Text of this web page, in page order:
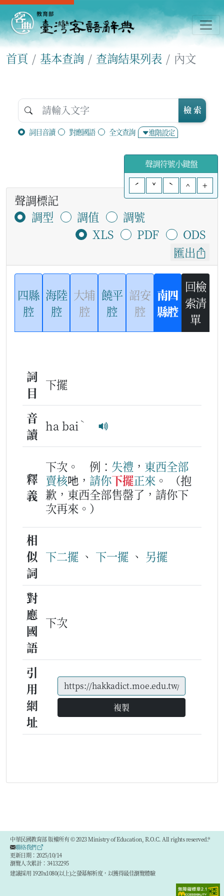
首頁 基本查詢 查詢結果列表 內文
詞目音讀 對應國語 全文查詢 進階設定
檢 索
聲調符號小鍵盤
ˊ
ˇ ˋ ^ +
聲調標記
調型
調值
調號
XLS
PDF
ODS
匯出
四縣
腔
海陸
腔
大埔
腔
饒平
腔
詔安
腔
南四
縣腔
回檢
索清
單
詞
目
下擺
音
讀
ha bai ˋ
釋
義
下次。 例： 失禮 ， 東西全部
賣核吔， 請你下擺正來 。
（抱
歉，東西全部售罄了，請你下
次再來。）
相
似
詞
下二擺 、 下一擺 、 另擺
對
應
國
語
下次
引
用
網
址
複製
中華民國教育部 版權所有 © 2023 Ministry of Education, R.O.C. All rights reserved.®
聯絡我們
更新日期：2025/10/14
瀏覽人次累計：34132295
建議採用 1920x1080(以上)之螢幕解析度，以獲得最佳瀏覽體驗